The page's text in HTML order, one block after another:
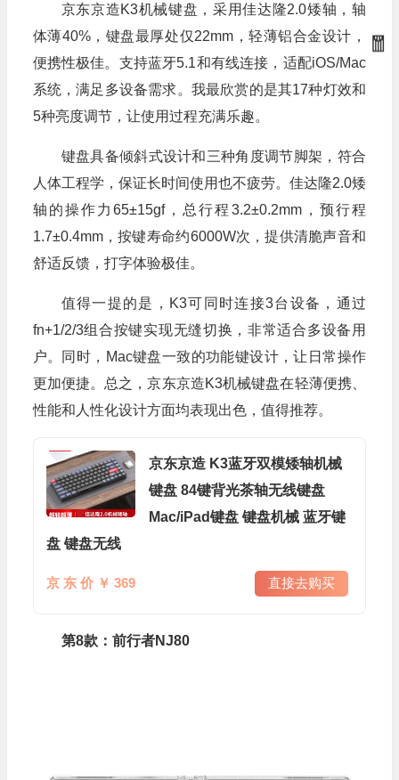
京东京造K3机械键盘，采用佳达隆2.0矮轴，轴
体薄40%，键盘最厚处仅22mm，轻薄铝合金设计，
便携性极佳。支持蓝牙5.1和有线连接，适配iOS/Mac
系统，满足多设备需求。我最欣赏的是其17种灯效和
5种亮度调节，让使用过程充满乐趣。
键盘具备倾斜式设计和三种角度调节脚架，符合
人体工程学，保证长时间使用也不疲劳。佳达隆2.0矮
轴的操作力65±15gf，总行程3.2±0.2mm，预行程
1.7±0.4mm，按键寿命约6000W次，提供清脆声音和
舒适反馈，打字体验极佳。
值得一提的是，K3可同时连接3台设备，通过
fn+1/2/3组合按键实现无缝切换，非常适合多设备用
户。同时，Mac键盘一致的功能键设计，让日常操作
更加便捷。总之，京东京造K3机械键盘在轻薄便携、
性能和人性化设计方面均表现出色，值得推荐。
京东京造 K3蓝牙双模矮轴机械
键盘 84键背光茶轴无线键盘
Mac/iPad键盘 键盘机械 蓝牙键
盘 键盘无线
京 东 价 ￥ 369 直接去购买
第8款：前行者NJ80